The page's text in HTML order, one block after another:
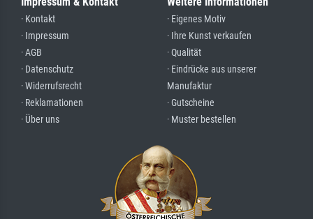
· Kontakt
· Impressum
· AGB
· Datenschutz
· Widerrufsrecht
· Reklamationen
· Über uns
· Eigenes Motiv
· Ihre Kunst verkaufen
· Qualität
· Eindrücke aus unserer
Manufaktur
· Gutscheine
· Muster bestellen